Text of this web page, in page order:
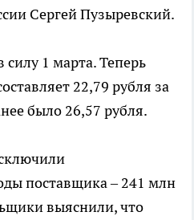
Сергей Пузыревский.
1 марта. Теперь
22,79 рубля за
было 26,57 рубля.
поставщика – 241 млн
выяснили, что